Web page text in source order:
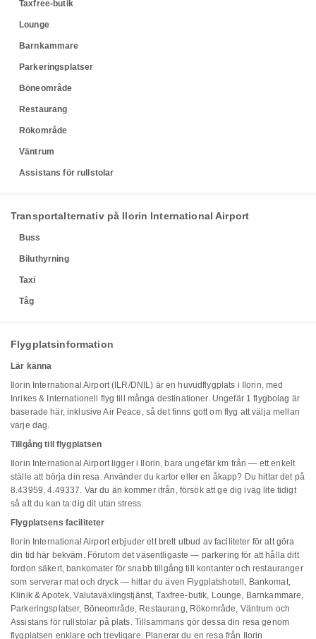
Taxfree-butik
Lounge
Barnkammare
Parkeringsplatser
Böneområde
Restaurang
Rökområde
Väntrum
Assistans för rullstolar
Transportalternativ på Ilorin International Airport
Buss
Biluthyrning
Taxi
Tåg
Flygplatsinformation
Lär känna
Ilorin International Airport (ILR/DNIL) är en huvudflygplats i Ilorin, med
Inrikes & Internationell flyg till många destinationer. Ungefär 1 flygbolag är
baserade här, inklusive Air Peace, så det finns gott om flyg att välja mellan
varje dag.
Tillgång till flygplatsen
Ilorin International Airport ligger i Ilorin, bara ungefär km från — ett enkelt
ställe att börja din resa. Använder du kartor eller en åkapp? Du hittar det på
8.43959, 4.49337. Var du än kommer ifrån, försök att ge dig iväg lite tidigt
så att du kan ta dig dit utan stress.
Flygplatsens faciliteter
Ilorin International Airport erbjuder ett brett utbud av faciliteter för att göra
din tid här bekväm. Förutom det väsentligaste — parkering för att hålla ditt
fordon säkert, bankomater för snabb tillgång till kontanter och restauranger
som serverar mat och dryck — hittar du även Flygplatshotell, Bankomat,
Klinik & Apotek, Valutaväxlingstjänst, Taxfree-butik, Lounge, Barnkammare,
Parkeringsplatser, Böneområde, Restaurang, Rökområde, Väntrum och
Assistans för rullstolar på plats. Tillsammans gör dessa din resa genom
flygplatsen enklare och trevligare. Planerar du en resa från Ilorin